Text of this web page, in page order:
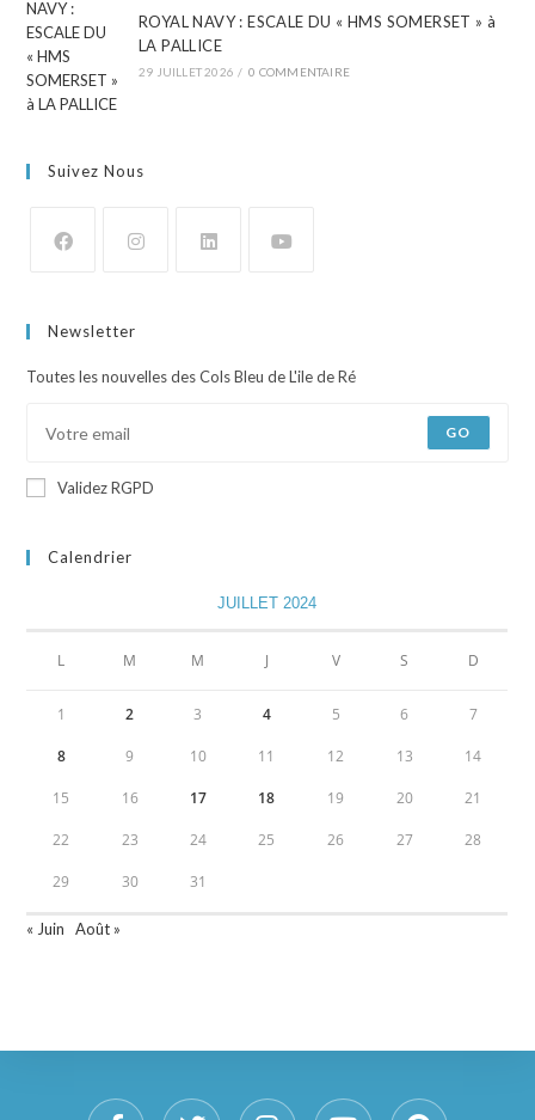
ROYAL NAVY : ESCALE DU « HMS SOMERSET » à
LA PALLICE
29 JUILLET 2026 / 0 COMMENTAIRE
Suivez Nous
Newsletter
Toutes les nouvelles des Cols Bleu de L'ile de Ré
GO
Validez RGPD
Calendrier
JUILLET 2024
L M M J V S D
1 2 3 4 5 6 7
8 9 10 11 12 13 14
15 16 17 18 19 20 21
22 23 24 25 26 27 28
29 30 31
« Juin Août »